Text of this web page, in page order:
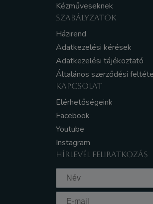
Kézműveseknek
SZABÁLYZATOK
Házirend
Adatkezelési kérések
Adatkezelési tájékoztató
Általános szerződési
KAPCSOLAT
Elérhetőségeink
Facebook
Youtube
Instagram
HÍRLEVÉL FELIRATKOZÁS